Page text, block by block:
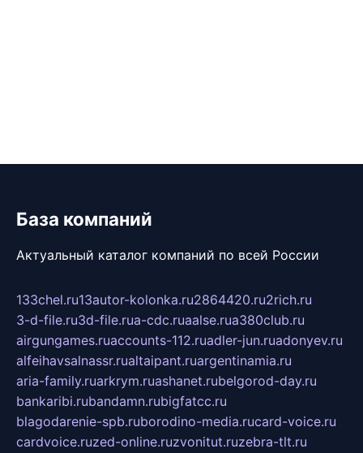
База компаний
Актуальный каталог компаний по всей России
133chel.ru13autor-kolonka.ru2864420.ru2rich.ru
3-d-file.ru3d-file.rua-cdc.ruaalse.rua380club.ru
airgungames.ruaccounts-112.ruadler-jun.ruadonyev.ru
alfeihavsalnassr.rualtaipant.ruargentinamia.ru
aria-family.ruarkrym.ruashanet.rubelgorod-day.ru
bankaribi.rubandamn.rubigfatcc.ru
blagodarenie-spb.ruborodino-media.rucard-voice.ru
cardvoice.ruzed-online.ruzvonitut.ruzebra-tlt.ru